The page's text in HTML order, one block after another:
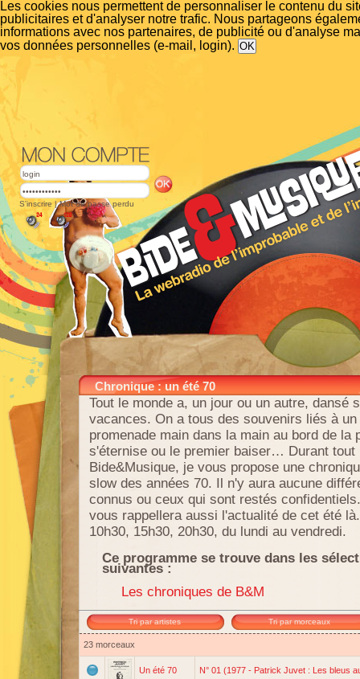
Les cookies nous permettent de personnaliser le contenu du
publicitaires et d'analyser notre trafic. Nous partageons
informations avec nos partenaires, de publicité ou d'analyse
vos données personnelles (e-mail, login).
S'inscrire |Mot de passe perdu
Chronique : un été 70
Tout le monde a, un jour ou un autre, dansé
vacances. On a tous des souvenirs liés à
promenade main dans la main au bord de la
s'éternise ou le premier baiser… Durant tout
Bide&Musique, je vous propose une
slow des années 70. Il n'y aura aucune
connus ou ceux qui sont restés
vous rappellera aussi l'actualité de cet été
10h30, 15h30, 20h30, du lundi au vendredi.
Ce programme se trouve dans les
suivantes :
Les chroniques de B&M
Tri par artistes Tri par morceaux
23 morceaux
Un été 70 N° 01 (1977 - Patrick Juvet : Les bleus